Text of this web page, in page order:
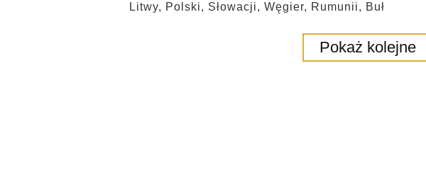
Litwy, Polski, Słowacji, Węgier, Rumunii, Buł
Pokaż kolejne